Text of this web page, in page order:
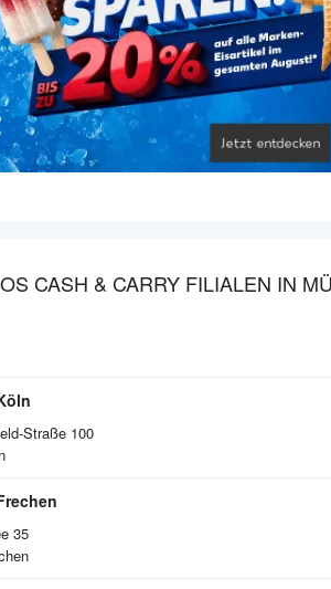
CASH & CARRY FILIALEN IN
Straße 100
35